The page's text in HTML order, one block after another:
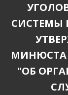
СИСТЕМЫ
МИНЮСТА
"ОБ